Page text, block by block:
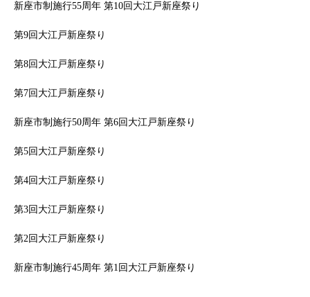
新座市制施行55周年 第10回大江戸新座祭り
第9回大江戸新座祭り
第8回大江戸新座祭り
第7回大江戸新座祭り
新座市制施行50周年 第6回大江戸新座祭り
第5回大江戸新座祭り
第4回大江戸新座祭り
第3回大江戸新座祭り
第2回大江戸新座祭り
新座市制施行45周年 第1回大江戸新座祭り